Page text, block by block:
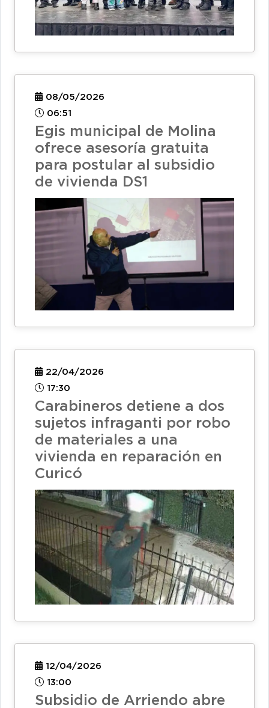
08/05/2026
06:51
Egis municipal de Molina
ofrece asesoría gratuita
para postular al subsidio
de vivienda DS1
22/04/2026
17:30
Carabineros detiene a dos
sujetos infraganti por robo
de materiales a una
vivienda en reparación en
Curicó
12/04/2026
13:00
Subsidio de Arriendo abre